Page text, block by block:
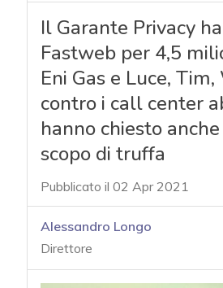
Il Garante Privacy
Fastweb per 4,5
Eni Gas e Luce,
contro i call center
hanno chiesto
scopo di truffa
Pubblicato il 02 Apr 2021
Alessandro Longo
Direttore